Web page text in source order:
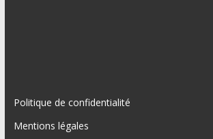
Politique de confidentialité
Mentions légales